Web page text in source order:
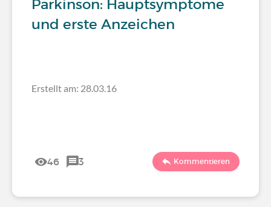
Parkinson: Hauptsymptome
und erste Anzeichen
Erstellt am: 28.03.16
46 3 Kommentieren